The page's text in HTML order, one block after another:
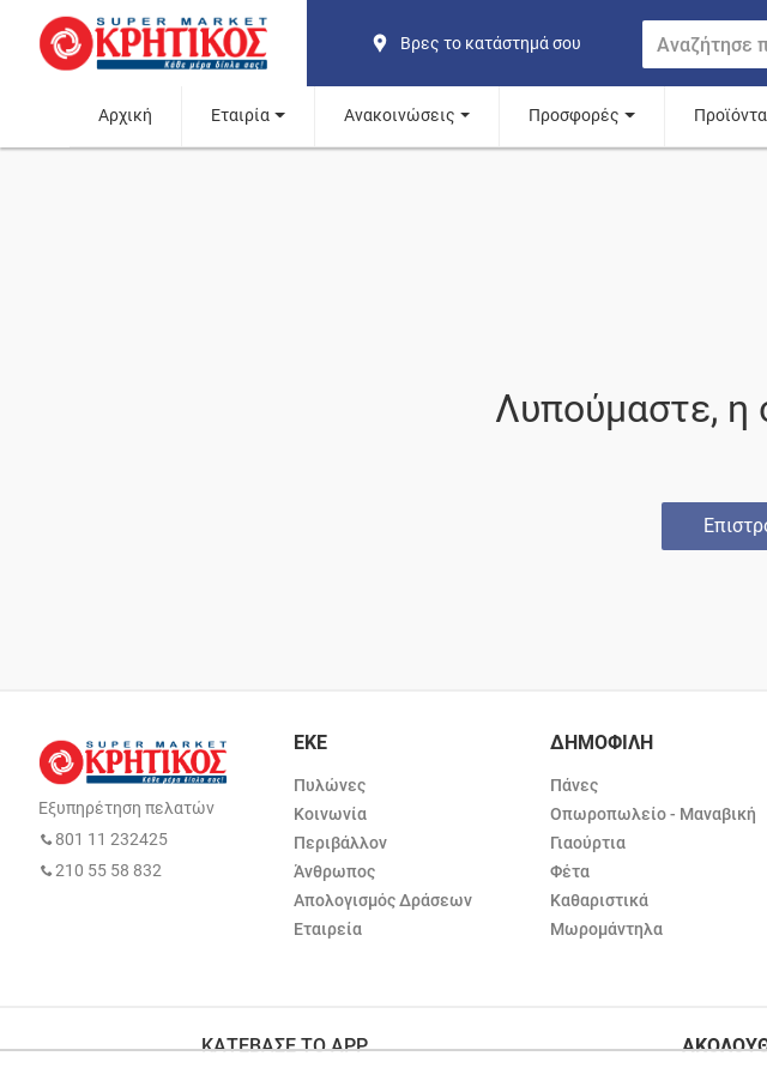
Βρες το κατάστημά σου
Αρχική Εταιρία Ανακοινώσεις Προσφορές Προϊόντα
Λυπούμαστε, η
Εξυπηρέτηση πελατών
801 11 232425
210 55 58 832
ΕΚΕ
Πυλώνες
Κοινωνία
Περιβάλλον
Άνθρωπος
Απολογισμός Δράσεων
Εταιρεία
ΔΗΜΟΦΙΛΗ
Πάνες
Οπωροπωλείο - Μαναβική
Γιαούρτια
Φέτα
Καθαριστικά
Μωρομάντηλα
ΚΑΤΕΒΑΣΕ ΤΟ APP